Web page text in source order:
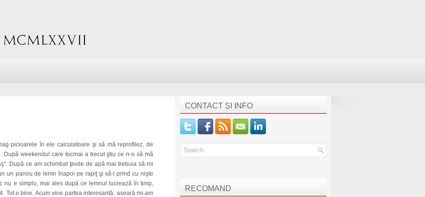
picioarele în ele calculatoare şi să mă reprofilez, de
weekendul care tocmai a trecut ştiu ce n-o să mă
După ce am schimbat ţevile de apă mai trebuia să-mi
un panou de lemn înapoi pe rapiţ şi să-l prind cu nişte
nu e simplu, mai ales după ce lemnul lucrează în timp,
Tot e bine. Acum vine partea interesantă: aseară mi-am
CONTACT ȘI INFO
RECOMAND